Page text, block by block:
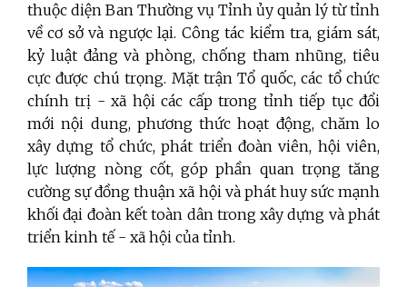
thuộc diện Ban Thường vụ Tỉnh ủy quản lý từ tỉnh
về cơ sở và ngược lại. Công tác kiểm tra, giám sát,
kỷ luật đảng và phòng, chống tham nhũng, tiêu
cực được chú trọng. Mặt trận Tổ quốc, các tổ chức
chính trị - xã hội các cấp trong tỉnh tiếp tục đổi
mới nội dung, phương thức hoạt động, chăm lo
xây dựng tổ chức, phát triển đoàn viên, hội viên,
lực lượng nòng cốt, góp phần quan trọng tăng
cường sự đồng thuận xã hội và phát huy sức mạnh
khối đại đoàn kết toàn dân trong xây dựng và phát
triển kinh tế - xã hội của tỉnh.